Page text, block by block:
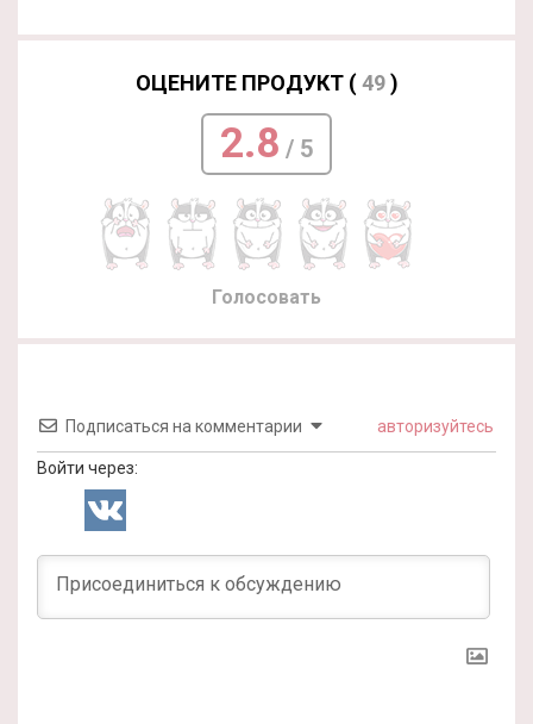
ОЦЕНИТЕ ПРОДУКТ (49)
2.8 / 5
Голосовать
Подписаться на комментарии авторизуйтесь
Войти через: